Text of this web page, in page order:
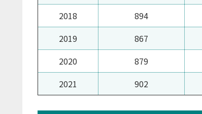
2018
894
2019
867
2020
879
2021
902